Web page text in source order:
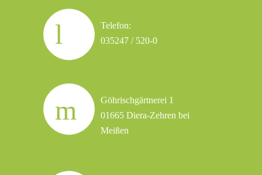
Telefon:
035247 / 520-0
Göhrischgärtnerei 1
01665 Diera-Zehren bei
Meißen